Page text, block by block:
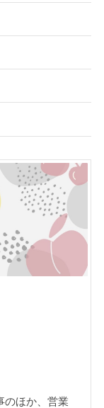
のほか、営業